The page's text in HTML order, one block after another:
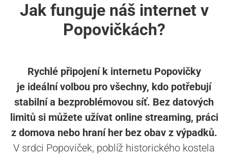
Jak funguje náš internet v
Popovičkách?
Rychlé připojení k internetu Popovičky
je ideální volbou pro všechny, kdo potřebují
stabilní a bezproblémovou síť. Bez datových
limitů si můžete užívat online streaming, práci
z domova nebo hraní her bez obav z výpadků.
V srdci Popoviček, poblíž historického kostela